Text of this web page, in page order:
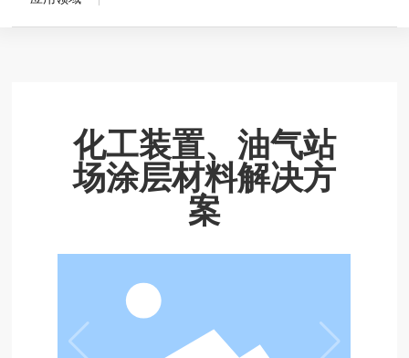
典型案例
化工装置、油气站
场涂层材料解决方
案